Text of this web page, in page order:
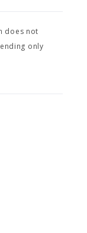
does not
only